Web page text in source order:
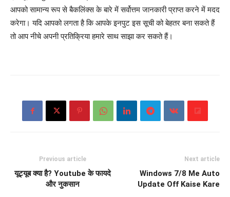
आपको सामान्य रूप से बैकलिंक्स के बारे में सर्वोत्तम जानकारी प्राप्त करने में मदद
करेगा। यदि आपको लगता है कि आपके इनपुट इस सूची को बेहतर बना सकते हैं
तो आप नीचे अपनी प्रतिक्रिया हमारे साथ साझा कर सकते हैं।
Previous article
यूट्यूब क्या है? Youtube के फायदे
और नुकसान
Next article
Windows 7/8 Me Auto
Update Off Kaise Kare